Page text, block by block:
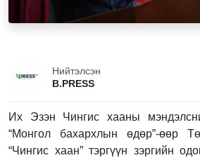
Нийтэлсэн
B.PRESS
Их Эзэн Чингис хааны
“Монгол бахархлын өдөр”-өөр
“Чингис хаан” тэргүүн зэргийн